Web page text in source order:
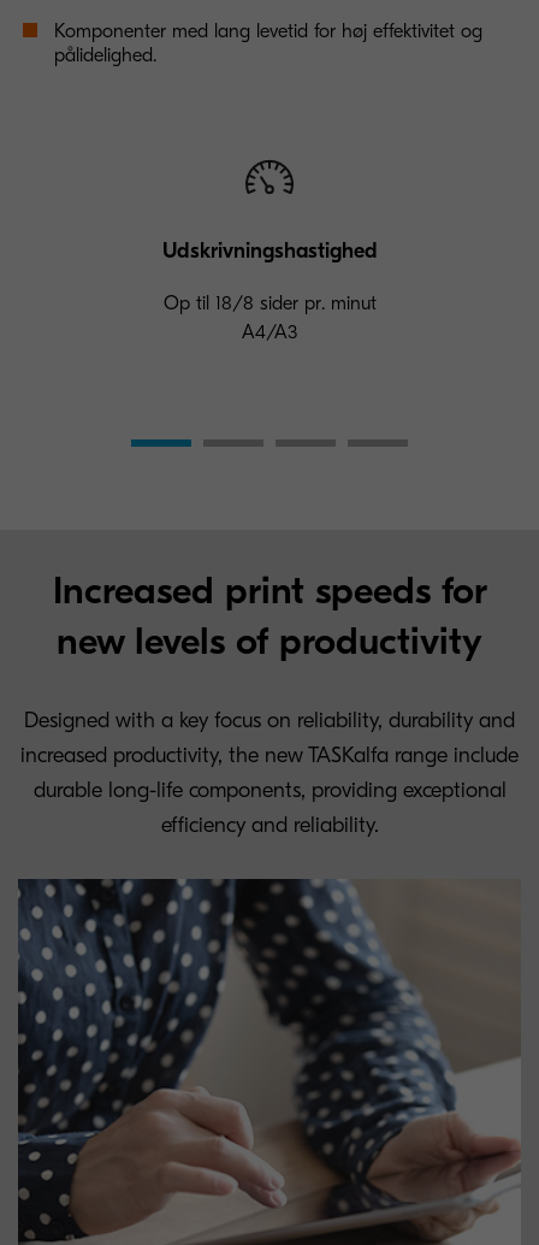
Komponenter med lang levetid for høj effektivitet og
pålidelighed.
Udskrivningshastighed
Op til 18/8 sider pr. minut
A4/A3
Increased print speeds for
new levels of productivity
Designed with a key focus on reliability, durability and
increased productivity, the new TASKalfa range include
durable long-life components, providing exceptional
efficiency and reliability.